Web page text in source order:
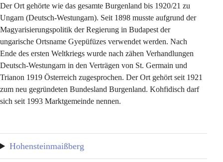
Der Ort gehörte wie das gesamte Burgenland bis 1920/21 zu
Ungarn (Deutsch-Westungarn). Seit 1898 musste aufgrund der
Magyarisierungspolitik der Regierung in Budapest der
ungarische Ortsname Gyepüfüzes verwendet werden. Nach
Ende des ersten Weltkriegs wurde nach zähen Verhandlungen
Deutsch-Westungarn in den Verträgen von St. Germain und
Trianon 1919 Österreich zugesprochen. Der Ort gehört seit 1921
zum neu gegründeten Bundesland Burgenland. Kohfidisch darf
sich seit 1993 Marktgemeinde nennen.
Hohensteinmaißberg